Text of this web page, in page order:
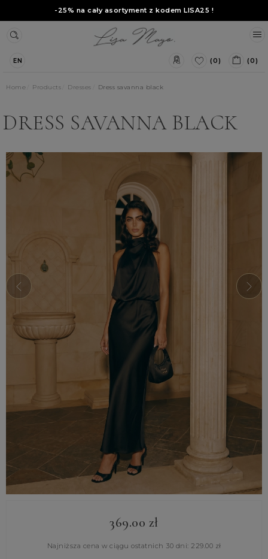
-25% na cały asortyment z kodem LISA25 !
EN (0) (0)
Home Products Dresses Dress savanna black
DRESS SAVANNA BLACK
369.00 zł
Najniższa cena w ciągu ostatnich 30 dni: 229.00 zł